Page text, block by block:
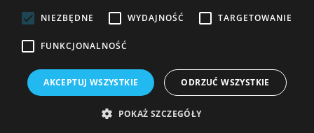
Dołącz do nas
NIEZBĘDNE WYDAJNOŚĆ TARGETOWANIE
FUNKCJONALNOŚĆ
AKCEPTUJ WSZYSTKIE ODRZUĆ WSZYSTKIE
POKAŻ SZCZEGÓŁY